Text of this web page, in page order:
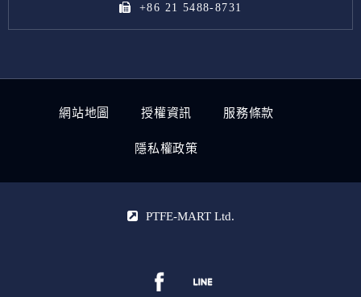
+86 21 5488-8731
網站地圖 授權資訊 服務條款
隱私權政策
PTFE-MART Ltd.